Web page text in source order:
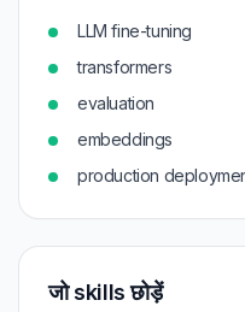
LLM fine-tuning
transformers
evaluation
embeddings
production
जो skills छोड़ें